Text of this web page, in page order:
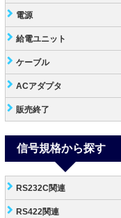
電源
給電ユニット
ケーブル
ACアダプタ
販売終了
信号規格から探す
RS232C関連
RS422関連